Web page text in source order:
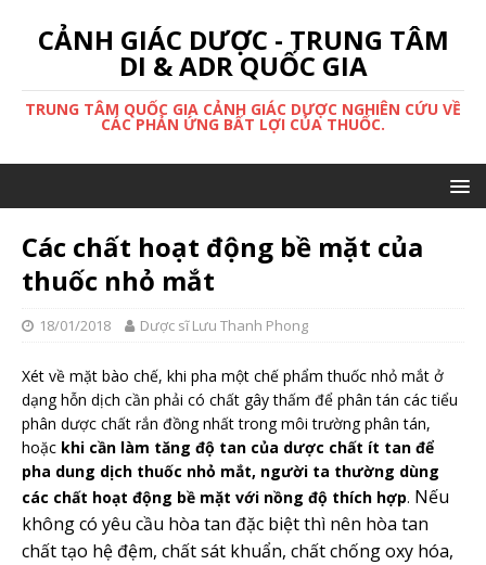
CẢNH GIÁC DƯỢC - TRUNG TÂM
DI & ADR QUỐC GIA
TRUNG TÂM QUỐC GIA CẢNH GIÁC DƯỢC NGHIÊN CỨU VỀ
CÁC PHẢN ỨNG BẤT LỢI CỦA THUỐC.
Các chất hoạt động bề mặt của
thuốc nhỏ mắt
18/01/2018 Dược sĩ Lưu Thanh Phong
Xét về mặt bào chế, khi pha một chế phẩm thuốc nhỏ mắt ở
dạng hỗn dịch cần phải có chất gây thấm để phân tán các tiểu
phân dược chất rắn đồng nhất trong môi trường phân tán,
hoặc khi cần làm tăng độ tan của dược chất ít tan để
pha dung dịch thuốc nhỏ mắt, người ta thường dùng
các chất hoạt động bề mặt với nồng độ thích hợp. Nếu
không có yêu cầu hòa tan đặc biệt thì nên hòa tan
chất tạo hệ đệm, chất sát khuẩn, chất chống oxy hóa,